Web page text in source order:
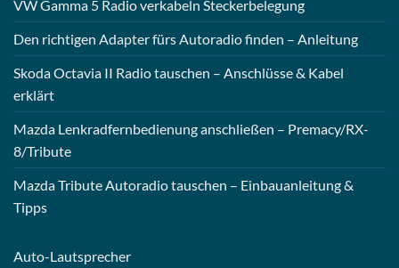
VW Gamma 5 Radio verkabeln Steckerbelegung
Den richtigen Adapter fürs Autoradio finden – Anleitung
Skoda Octavia II Radio tauschen – Anschlüsse & Kabel
erklärt
Mazda Lenkradfernbedienung anschließen – Premacy/RX-
8/Tribute
Mazda Tribute Autoradio tauschen – Einbauanleitung &
Tipps
Auto-Lautsprecher